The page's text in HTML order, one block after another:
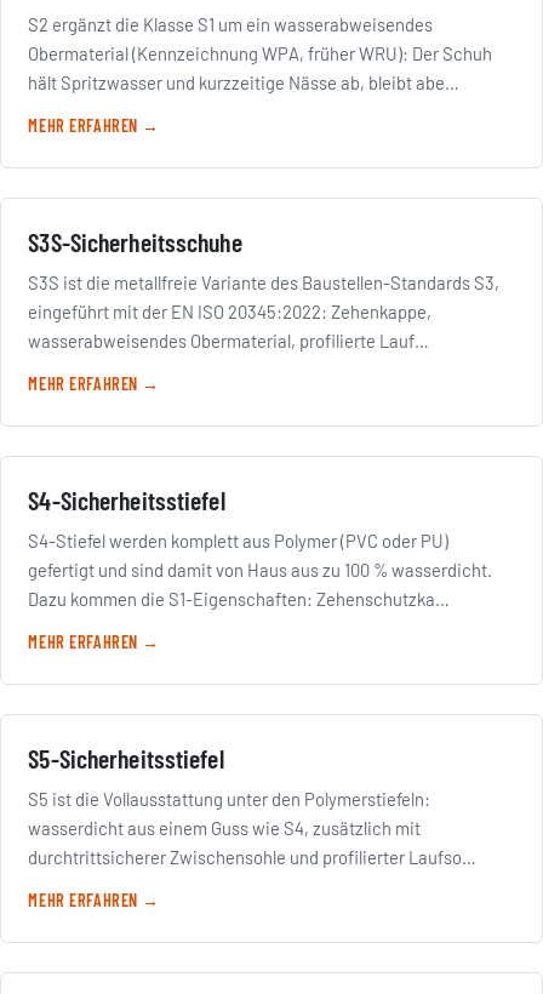
S2 ergänzt die Klasse S1 um ein wasserabweisendes
Obermaterial (Kennzeichnung WPA, früher WRU): Der Schuh
hält Spritzwasser und kurzzeitige Nässe ab, bleibt abe…
MEHR ERFAHREN →
S3S-Sicherheitsschuhe
S3S ist die metallfreie Variante des Baustellen-Standards S3,
eingeführt mit der EN ISO 20345:2022: Zehenkappe,
wasserabweisendes Obermaterial, profilierte Lauf…
MEHR ERFAHREN →
S4-Sicherheitsstiefel
S4-Stiefel werden komplett aus Polymer (PVC oder PU)
gefertigt und sind damit von Haus aus zu 100 % wasserdicht.
Dazu kommen die S1-Eigenschaften: Zehenschutzka…
MEHR ERFAHREN →
S5-Sicherheitsstiefel
S5 ist die Vollausstattung unter den Polymerstiefeln:
wasserdicht aus einem Guss wie S4, zusätzlich mit
durchtrittsicherer Zwischensohle und profilierter Laufso…
MEHR ERFAHREN →